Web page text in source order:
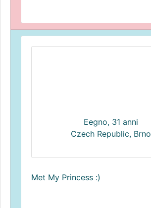
Eegno, 31 anni
Czech Republic, Brno
Met My Princess :)